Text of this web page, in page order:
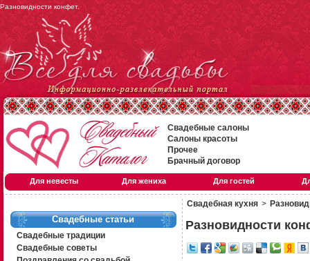
Разновидности конфет.
Свадебные салоны
Салоны красоты
Прочее
Брачный договор
Для невесты Для жениха Для гостей
Свадебные статьи
Свадебные традиции
Свадебные советы
Свадебная кухня >
Разновидности